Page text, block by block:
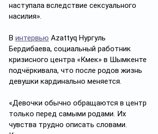
наступала вследствие сексуального
насилия».
В интервью Azattyq Нургуль
Бердибаева, социальный работник
кризисного центра «Көмек» в Шымкенте
подчёркивала, что после родов жизнь
девушки кардинально меняется.
«Девочки обычно обращаются в центр
только перед самыми родами. Их
чувства трудно описать словами.